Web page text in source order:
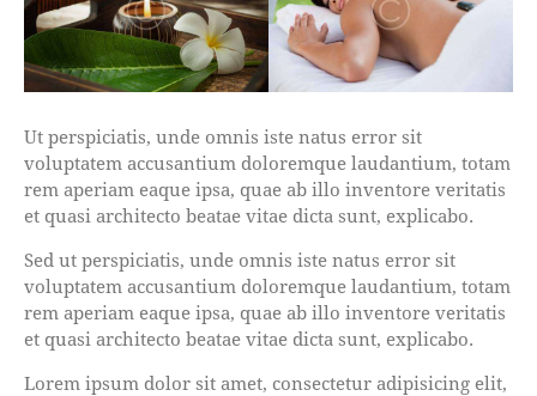
Ut perspiciatis, unde omnis iste natus error sit
voluptatem accusantium doloremque laudantium, totam
rem aperiam eaque ipsa, quae ab illo inventore veritatis
et quasi architecto beatae vitae dicta sunt, explicabo.
Sed ut perspiciatis, unde omnis iste natus error sit
voluptatem accusantium doloremque laudantium, totam
rem aperiam eaque ipsa, quae ab illo inventore veritatis
et quasi architecto beatae vitae dicta sunt, explicabo.
Lorem ipsum dolor sit amet, consectetur adipisicing elit,